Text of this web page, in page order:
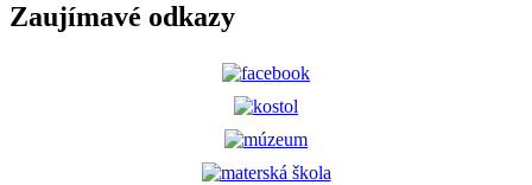
Zaujímavé odkazy